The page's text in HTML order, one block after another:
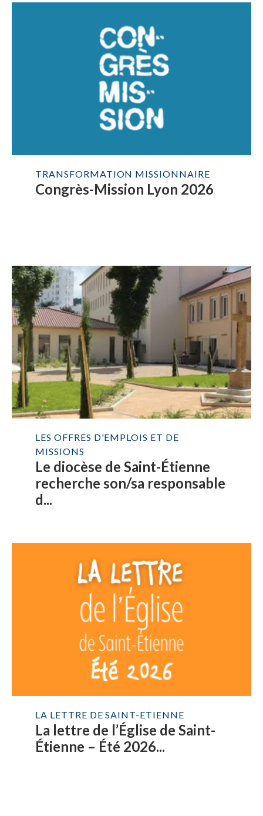
TRANSFORMATION MISSIONNAIRE
Congrès-Mission Lyon 2026
LES OFFRES D'EMPLOIS ET DE
MISSIONS
Le diocèse de Saint-Étienne
recherche son/sa responsable
d...
LA LETTRE DE SAINT-ETIENNE
La lettre de l’Église de Saint-
Étienne – Été 2026...